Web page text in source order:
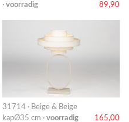
· voorradig 89,90
31714 · Beige & Beige
kapØ35 cm · voorradig 165,00